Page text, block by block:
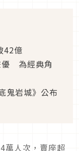
42億
優 為經典角
鬼岩城》公布
萬人次，賣座超